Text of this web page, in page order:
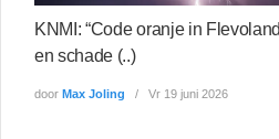
KNMI: “Code oranje in
en schade (..)
door Max Joling Vr 19 juni 2026